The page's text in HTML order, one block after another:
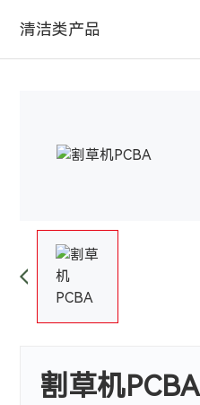
清洁类产品
割草机PCBA